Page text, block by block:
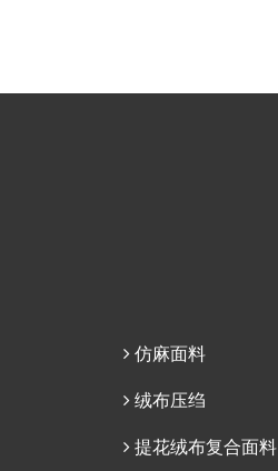
仿麻面料
绒布压绉
提花绒布复合面料